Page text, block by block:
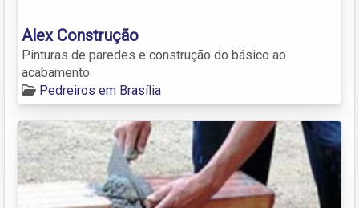
Alex Construção
Pinturas de paredes e construção do básico ao
acabamento.
Pedreiros em Brasília